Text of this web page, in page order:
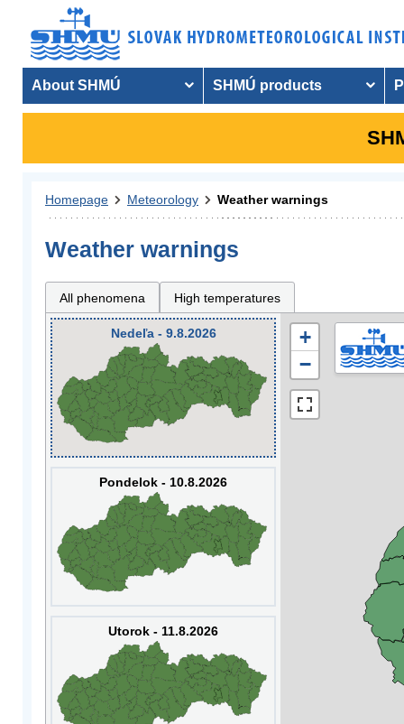
About SHMÚ SHMÚ products
Homepage Meteorology Weather warnings
Weather warnings
All phenomena High temperatures
Nedeľa - 9.8.2026
Pondelok - 10.8.2026
Utorok - 11.8.2026
+
−